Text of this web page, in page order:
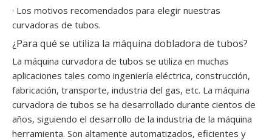
· Los motivos recomendados para elegir nuestras
curvadoras de tubos.
¿Para qué se utiliza la máquina dobladora de tubos?
La máquina curvadora de tubos se utiliza en muchas
aplicaciones tales como ingeniería eléctrica, construcción,
fabricación, transporte, industria del gas, etc. La máquina
curvadora de tubos se ha desarrollado durante cientos de
años, siguiendo el desarrollo de la industria de la máquina
herramienta. Son altamente automatizados, eficientes y